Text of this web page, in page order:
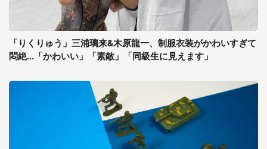
「りくりゅう」三浦璃来&木原龍一、制服衣装がかわいすぎて
悶絶...「かわいい」「素敵」「同級生に見えます」